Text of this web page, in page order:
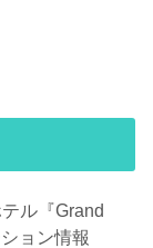
ル『Grand
ョン情報